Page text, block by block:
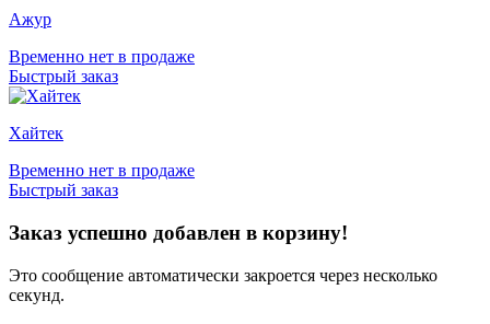
Ажур
Временно нет в продаже
Быстрый заказ
Хайтек
Временно нет в продаже
Быстрый заказ
Заказ успешно добавлен в корзину!
Это сообщение автоматически закроется через несколько
секунд.